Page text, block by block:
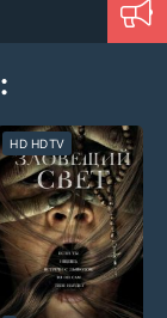
HD HDTV